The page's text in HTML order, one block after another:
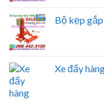
Bộ kẹp
Xe đẩy